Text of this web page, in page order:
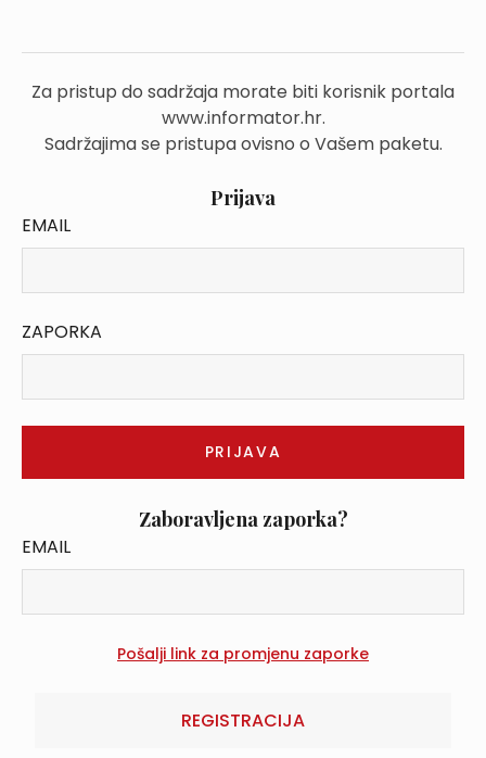
Za pristup do sadržaja morate biti korisnik portala
www.informator.hr.
Sadržajima se pristupa ovisno o Vašem paketu.
Prijava
EMAIL
ZAPORKA
Zaboravljena zaporka?
EMAIL
REGISTRACIJA